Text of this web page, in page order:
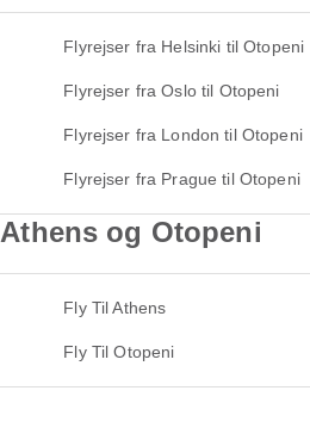
Flyrejser fra Helsinki til Otopeni
Flyrejser fra Oslo til Otopeni
Flyrejser fra London til Otopeni
Flyrejser fra Prague til Otopeni
og Otopeni
Fly Til Athens
Fly Til Otopeni